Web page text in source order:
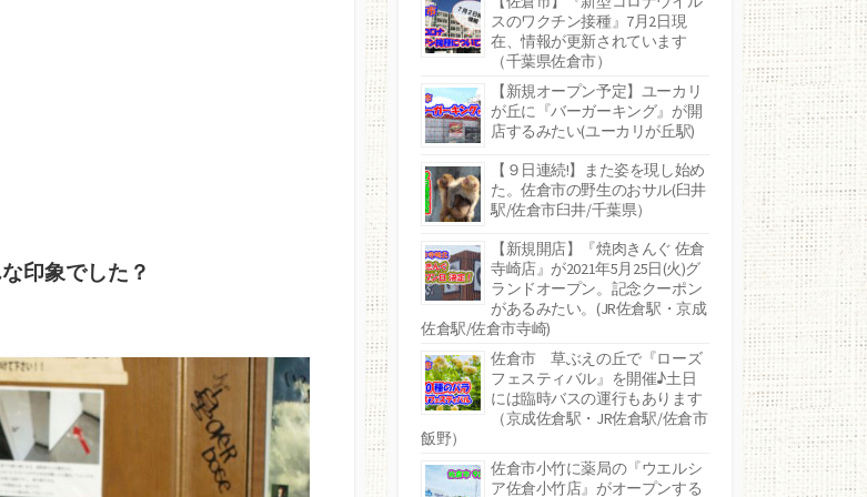
印象でした？
スのワクチン接種』7月2日現
在、情報が更新されています
（千葉県佐倉市）
【新規オープン予定】ユーカリ
が丘に『バーガーキング』が開
店するみたい(ユーカリが丘駅)
【９日連続!】また姿を現し始め
た。佐倉市の野生のおサル(臼井
駅/佐倉市臼井/千葉県）
【新規開店】『焼肉きんぐ 佐倉
寺崎店』が2021年5月25日(火)グ
ランドオープン。記念クーポン
があるみたい。(JR佐倉駅・京成
佐倉駅/佐倉市寺崎)
佐倉市 草ぶえの丘で『ローズ
フェスティバル』を開催♪土日
には臨時バスの運行もあります
（京成佐倉駅・JR佐倉駅/佐倉市
飯野）
佐倉市小竹に薬局の『ウエルシ
ア佐倉小竹店』がオープンする